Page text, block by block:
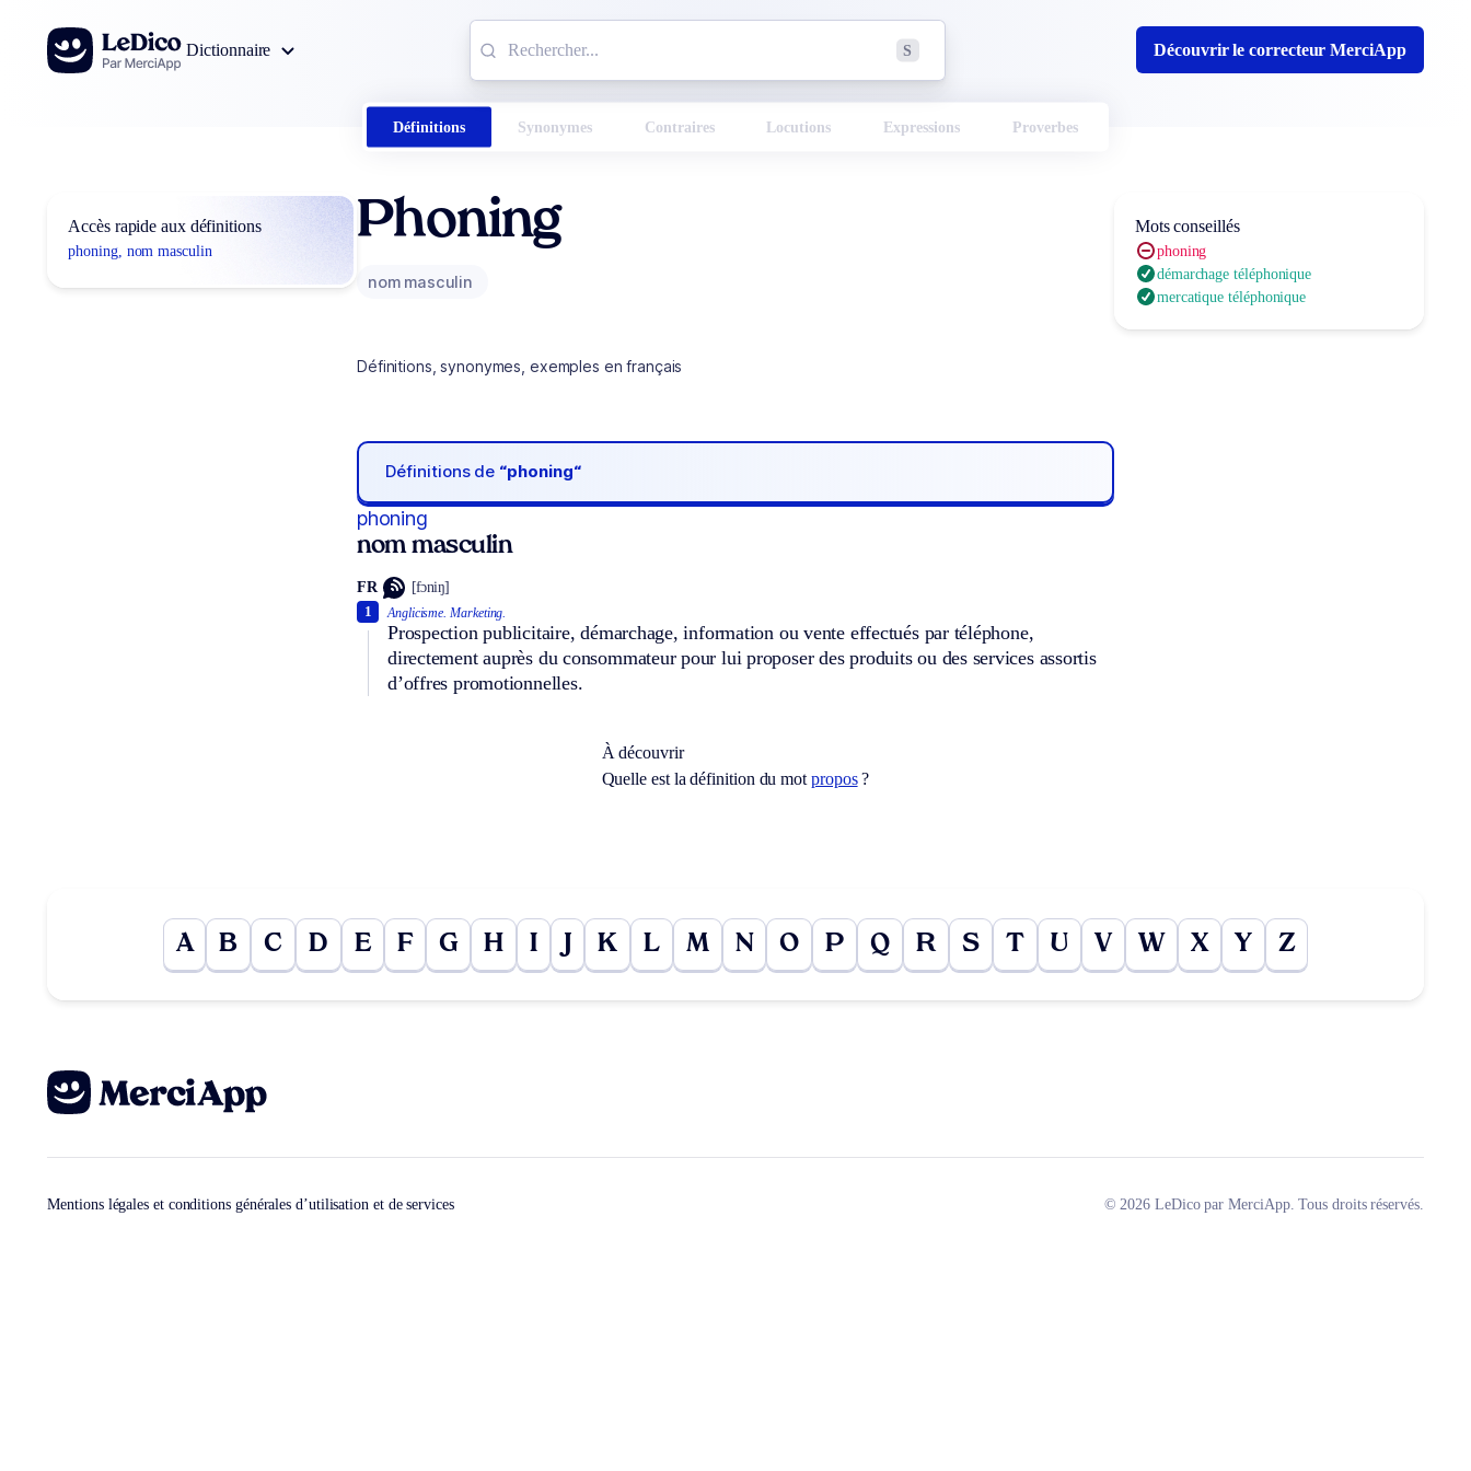
Aller au contenu
Dictionnaire
S Découvrir le correcteur MerciApp
Définitions Synonymes Contraires Locutions Expressions Proverbes
Accès rapide aux définitions
phoning, nom masculin
Phoning
nom masculin
Définitions, synonymes, exemples en français
Définitions de “phoning“
phoning
nom masculin
FR [fɔniŋ]
Anglicisme. Marketing.
Prospection publicitaire, démarchage, information ou vente effectués par téléphone,
directement auprès du consommateur pour lui proposer des produits ou des services assortis
d’offres promotionnelles.
1
À découvrir
Quelle est la définition du motpropos?
Mots conseillés
phoning
démarchage téléphonique
mercatique téléphonique
A B C D E F G H I K L M N O P Q R S T U V W X Y Z
Mentions légales et conditions générales d’utilisation et de services © 2026 LeDico par MerciApp. Tous droits réservés.